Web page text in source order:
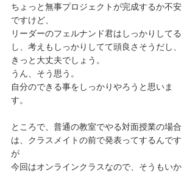
ちょっと無事プロジェクトが完成するか不安
ですけど、
リーダーのフェルナンド君はしっかりしてる
し、考えもしっかりしてて頭良さそうだし、
きっと大丈夫でしょう。
うん、そう思う。
自分のできる事をしっかりやろうと思いま
す。
ところで、普通の教室でやる対面授業の場合
は、クラスメイトの前で発表ってするんです
が
今回はオンラインクラスなので、そうもいか